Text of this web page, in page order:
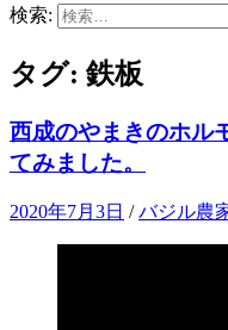
検索:
タグ: 鉄板
西成のやまきのホル
てみました。
2020年7月3日 /バジル農